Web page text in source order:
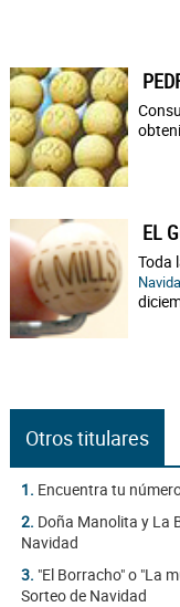
EL
Toda
Otros titulares
1. Encuentra tu
2. Doña Manolita y La
Navidad
3. "El Borracho" o "La
Sorteo de Navidad